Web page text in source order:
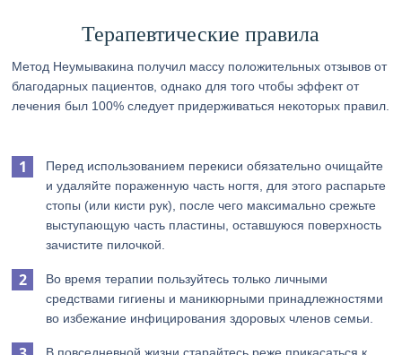
Терапевтические правила
Метод Неумывакина получил массу положительных отзывов от
благодарных пациентов, однако для того чтобы эффект от
лечения был 100% следует придерживаться некоторых правил.
Перед использованием перекиси обязательно очищайте
и удаляйте пораженную часть ногтя, для этого распарьте
стопы (или кисти рук), после чего максимально срежьте
выступающую часть пластины, оставшуюся поверхность
зачистите пилочкой.
Во время терапии пользуйтесь только личными
средствами гигиены и маникюрными принадлежностями
во избежание инфицирования здоровых членов семьи.